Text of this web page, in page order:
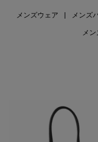
メンズウェア メンズ
メ